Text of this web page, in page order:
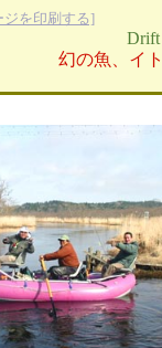
ジを印刷する]
Drift
幻の魚、イ